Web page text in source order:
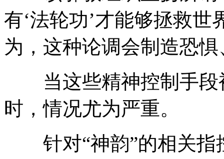
有‘法轮功’才能够拯救
为，这种论调会制造恐
当这些精神控制手段
时，情况尤为严重。
针对“神韵”的相关指